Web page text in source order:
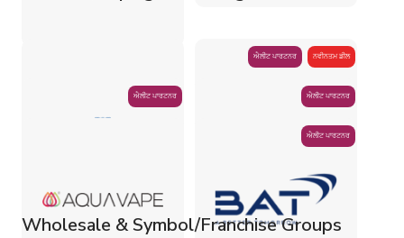
ਐਲੀਟ ਪਾਰਟਨਰ ਨਵੀਨਤਮ ਡੀਲ
ਐਲੀਟ ਪਾਰਟਨਰ ਐਲੀਟ ਪਾਰਟਨਰ
ਐਲੀਟ ਪਾਰਟਨਰ
Wholesale & Symbol/Franchise Groups